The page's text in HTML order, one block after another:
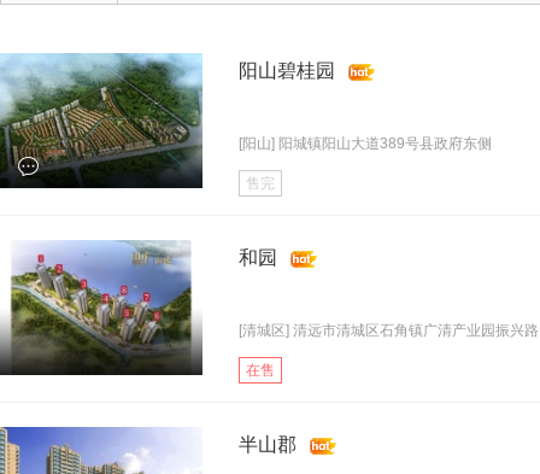
阳山碧桂园
[阳山] 阳城镇阳山大道389号县政府东侧
售完
和园
[清城区] 清远市清城区石角镇广清产业园振兴
在售
半山郡